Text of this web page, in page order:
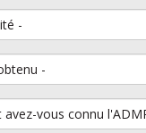
vous connu l'ADMR ?